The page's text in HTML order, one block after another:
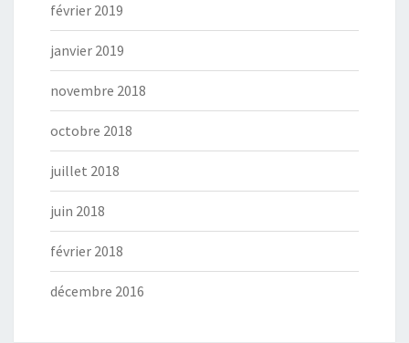
février 2019
janvier 2019
novembre 2018
octobre 2018
juillet 2018
juin 2018
février 2018
décembre 2016